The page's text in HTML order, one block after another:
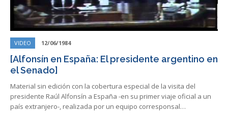
VIDEO 12/06/1984
[Alfonsín en España: El presidente argentino en
el Senado]
Material sin edición con la cobertura especial de la visita del
presidente Raúl Alfonsín a España -en su primer viaje oficial a un
país extranjero-, realizada por un equipo corresponsal…